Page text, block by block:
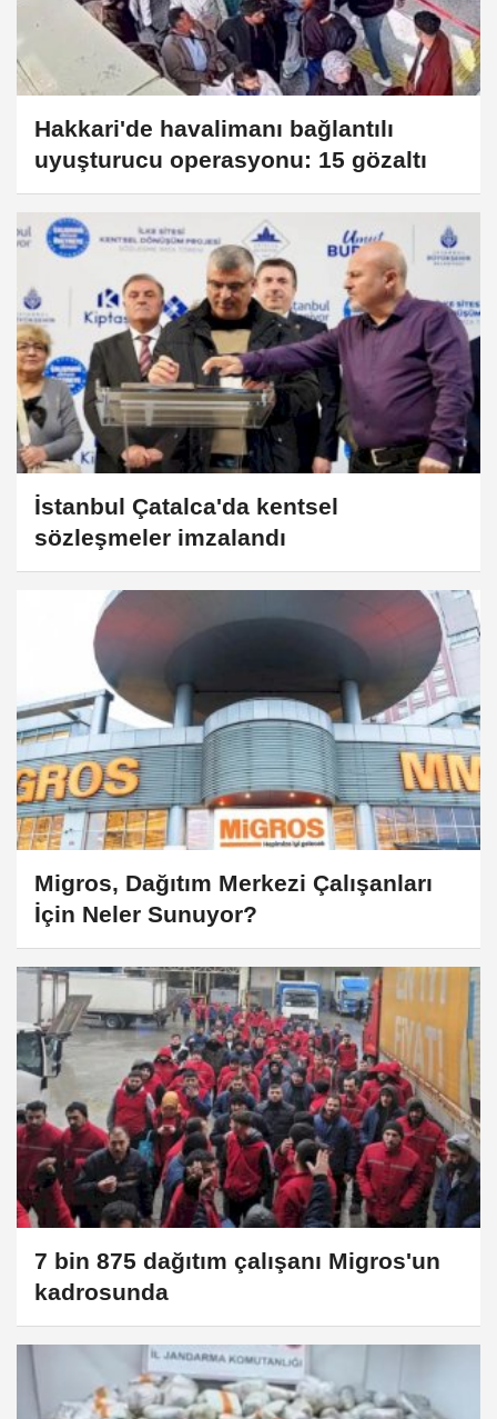
Hakkari'de havalimanı bağlantılı
uyuşturucu operasyonu: 15 gözaltı
İstanbul Çatalca'da kentsel
sözleşmeler imzalandı
Migros, Dağıtım Merkezi Çalışanları
İçin Neler Sunuyor?
7 bin 875 dağıtım çalışanı Migros'un
kadrosunda